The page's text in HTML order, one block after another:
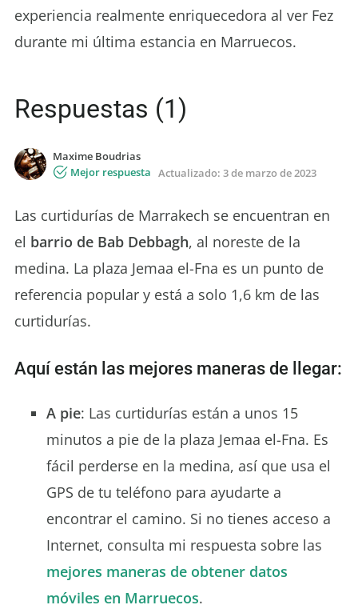
experiencia realmente enriquecedora al ver Fez
durante mi última estancia en Marruecos.
Respuestas (1)
Maxime Boudrias
Mejor respuesta Actualizado: 3 de marzo de 2023
Las curtidurías de Marrakech se encuentran en
el barrio de Bab Debbagh, al noreste de la
medina. La plaza Jemaa el-Fna es un punto de
referencia popular y está a solo 1,6 km de las
curtidurías.
Aquí están las mejores maneras de llegar:
A pie: Las curtidurías están a unos 15
minutos a pie de la plaza Jemaa el-Fna. Es
fácil perderse en la medina, así que usa el
GPS de tu teléfono para ayudarte a
encontrar el camino. Si no tienes acceso a
Internet, consulta mi respuesta sobre las
mejores maneras de obtener datos
móviles en Marruecos.